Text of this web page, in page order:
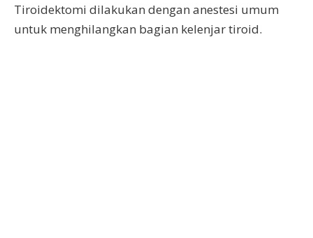
Tiroidektomi dilakukan dengan anestesi umum
untuk menghilangkan bagian kelenjar tiroid.